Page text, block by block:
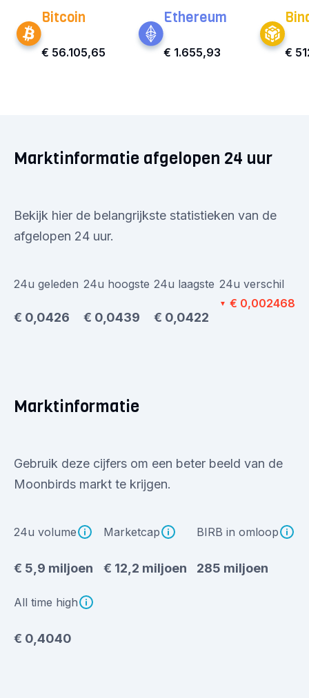
Bitcoin
€ 56.105,65
Ethereum
€ 1.655,93 €
Marktinformatie afgelopen 24 uur
Bekijk hier de belangrijkste statistieken van de
afgelopen 24 uur.
24u geleden
€ 0,0426
24u hoogste
€ 0,0439
24u laagste
€ 0,0422
24u verschil
▼ € 0,002468
Marktinformatie
Gebruik deze cijfers om een beter beeld van de
Moonbirds markt te krijgen.
24u volume
€ 5,9 miljoen
Marketcap
€ 12,2 miljoen
BIRB in omloop
285 miljoen
All time high
€ 0,4040